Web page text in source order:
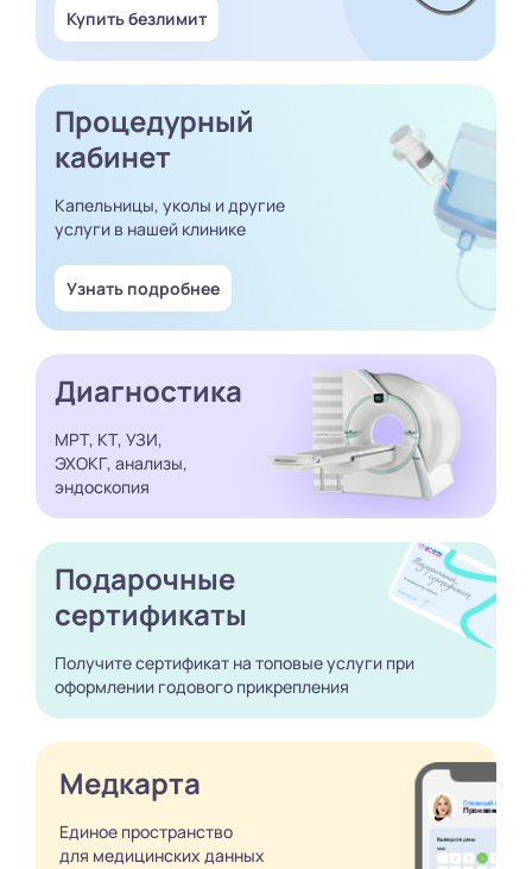
Купить безлимит
Процедурный
кабинет
Капельницы, уколы и другие
услуги в нашей клинике
Узнать подробнее
Диагностика
МРТ, КТ, УЗИ,
ЭХОКГ, анализы,
эндоскопия
Подарочные
сертификаты
Получите сертификат на топовые услуги при
оформлении годового прикрепления
Медкарта
Единое пространство
для медицинских данных